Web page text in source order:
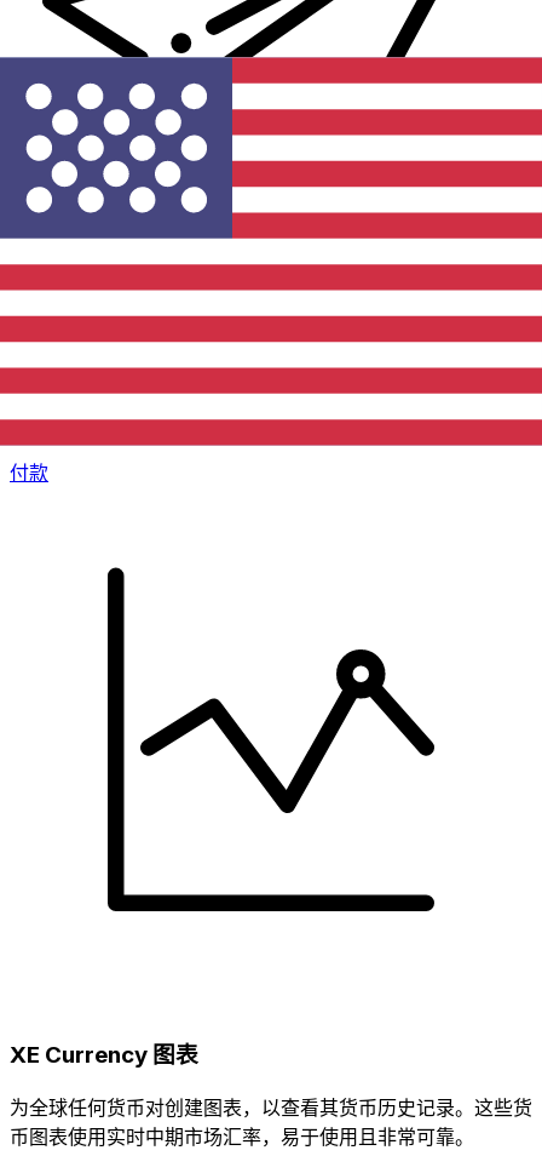
XE 国际汇款
快捷安全地在线汇款。实时跟踪和通知外加灵活的交付和付款
选项。
付款
XE Currency 图表
为全球任何货币对创建图表，以查看其货币历史记录。这些货
币图表使用实时中期市场汇率，易于使用且非常可靠。